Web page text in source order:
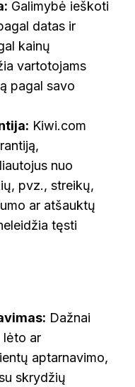
Galimybė ieškoti
datas ir
kainų
vartotojams
pagal savo
Kiwi.com
nuo
pvz., streikų,
ar atšauktų
tęsti
Dažnai
lėto ar
aptarnavimo,
skrydžių